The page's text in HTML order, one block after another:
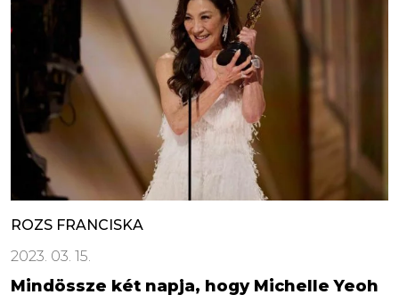
ROZS FRANCISKA
2023. 03. 15.
Mindössze két napja, hogy Michelle Yeoh